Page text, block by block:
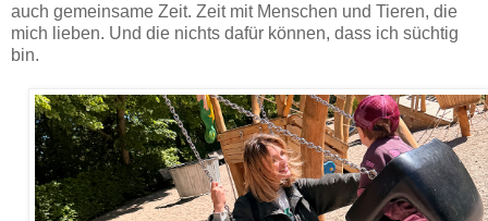
auch gemeinsame Zeit. Zeit mit Menschen und Tieren, die
mich lieben. Und die nichts dafür können, dass ich süchtig
bin.